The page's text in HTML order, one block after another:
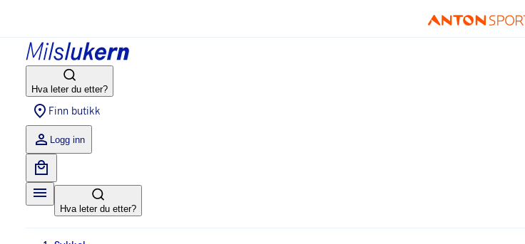
Hva leter du etter?
Finn butikk
Logg inn
Hva leter du etter?